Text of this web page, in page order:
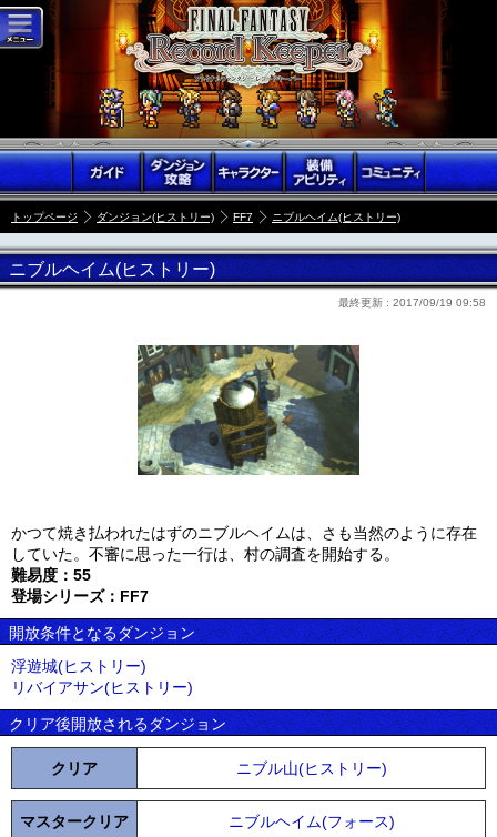
トップページ ダンジョン(ヒストリー) FF7 ニブルヘイム(ヒストリー)
ニブルヘイム(ヒストリー)
最終更新 : 2017/09/19 09:58
かつて焼き払われたはずのニブルヘイムは、さも当然のように存在
していた。不審に思った一行は、村の調査を開始する。
難易度：55
登場シリーズ：FF7
開放条件となるダンジョン
浮遊城(ヒストリー)
リバイアサン(ヒストリー)
クリア後開放されるダンジョン
クリア ニブル山(ヒストリー)
マスタークリア ニブルヘイム(フォース)